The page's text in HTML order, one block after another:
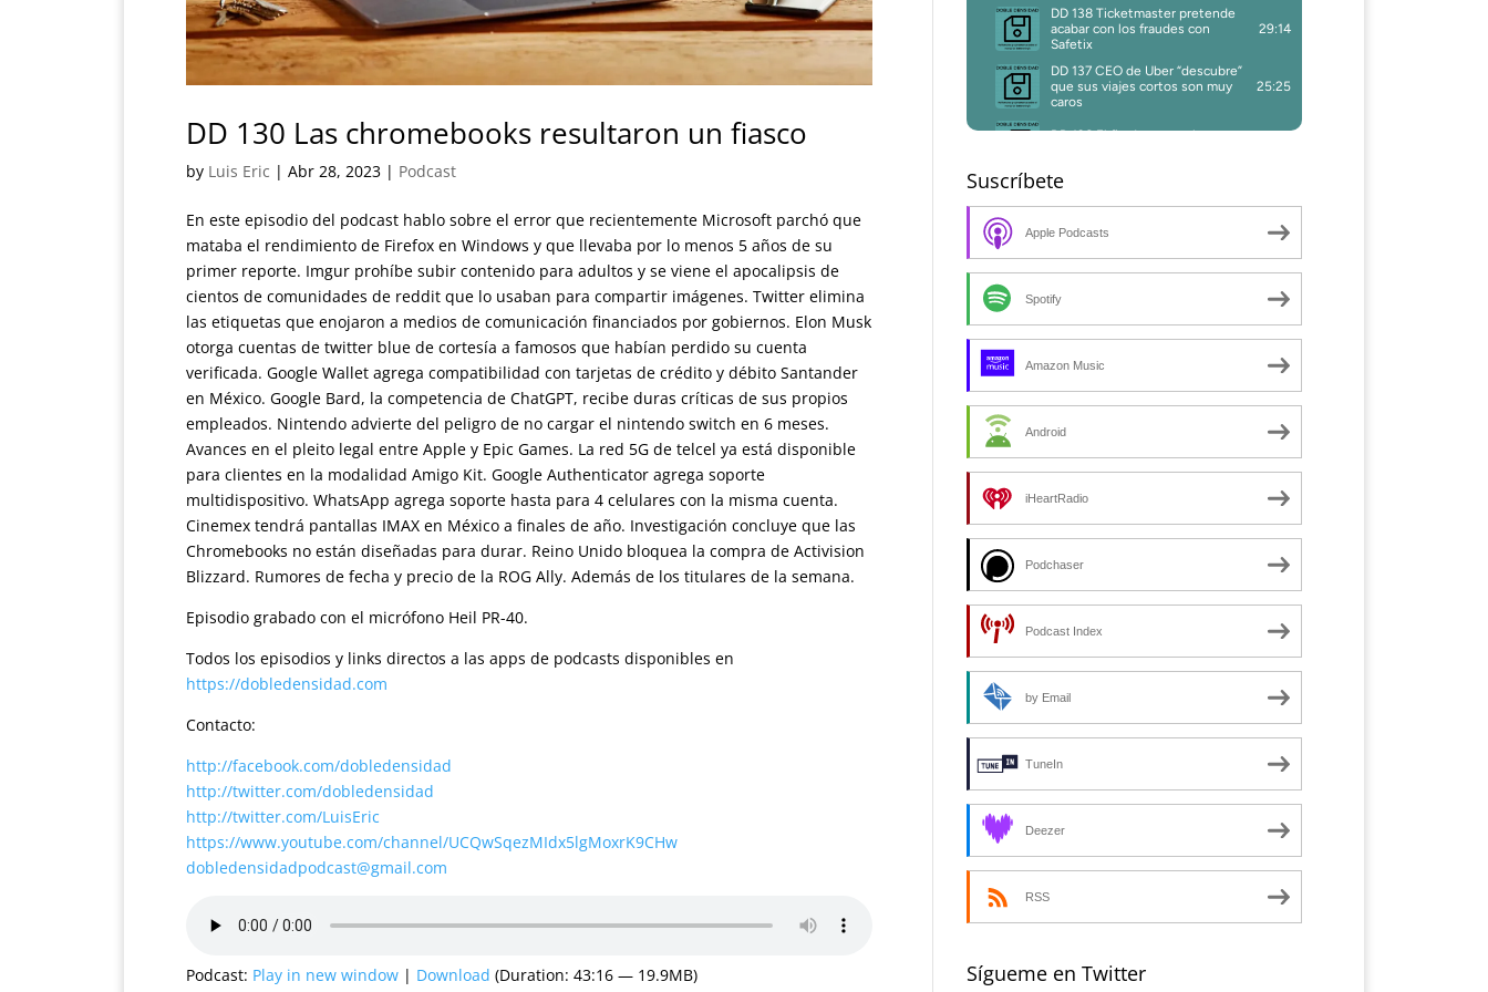
DD 130 Las chromebooks resultaron un fiasco
by Luis Eric | Abr 28, 2023 | Podcast
En este episodio del podcast hablo sobre el error que recientemente Microsoft parchó que
mataba el rendimiento de Firefox en Windows y que llevaba por lo menos 5 años de su
primer reporte. Imgur prohíbe subir contenido para adultos y se viene el apocalipsis de
cientos de comunidades de reddit que lo usaban para compartir imágenes. Twitter elimina
las etiquetas que enojaron a medios de comunicación financiados por gobiernos. Elon Musk
otorga cuentas de twitter blue de cortesía a famosos que habían perdido su cuenta
verificada. Google Wallet agrega compatibilidad con tarjetas de crédito y débito Santander
en México. Google Bard, la competencia de ChatGPT, recibe duras críticas de sus propios
empleados. Nintendo advierte del peligro de no cargar el nintendo switch en 6 meses.
Avances en el pleito legal entre Apple y Epic Games. La red 5G de telcel ya está disponible
para clientes en la modalidad Amigo Kit. Google Authenticator agrega soporte
multidispositivo. WhatsApp agrega soporte hasta para 4 celulares con la misma cuenta.
Cinemex tendrá pantallas IMAX en México a finales de año. Investigación concluye que las
Chromebooks no están diseñadas para durar. Reino Unido bloquea la compra de Activision
Blizzard. Rumores de fecha y precio de la ROG Ally. Además de los titulares de la semana.
Episodio grabado con el micrófono Heil PR-40.
Todos los episodios y links directos a las apps de podcasts disponibles en
https://dobledensidad.com
Contacto:
http://facebook.com/dobledensidad
http://twitter.com/dobledensidad
http://twitter.com/LuisEric
https://www.youtube.com/channel/UCQwSqezMIdx5lgMoxrK9CHw
dobledensidadpodcast@gmail.com
Podcast: Play in new window | Download (Duration: 43:16 — 19.9MB)
Suscríbete
Apple Podcasts
Spotify
Amazon Music
Android
iHeartRadio
Podchaser
Podcast Index
by Email
TuneIn
Deezer
RSS
Sígueme en Twitter